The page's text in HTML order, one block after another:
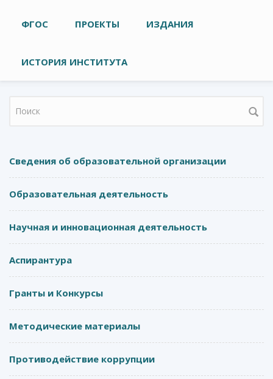
ФГОС ПРОЕКТЫ ИЗДАНИЯ
ИСТОРИЯ ИНСТИТУТА
Форма поиска
Сведения об образовательной организации
Образовательная деятельность
Научная и инновационная деятельность
Аспирантура
Гранты и Конкурсы
Методические материалы
Противодействие коррупции